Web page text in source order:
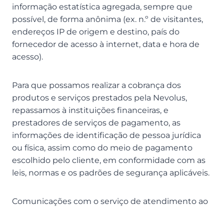
informação estatística agregada, sempre que
possível, de forma anônima (ex. n.º de visitantes,
endereços IP de origem e destino, país do
fornecedor de acesso à internet, data e hora de
acesso).
Para que possamos realizar a cobrança dos
produtos e serviços prestados pela Nevolus,
repassamos à instituições financeiras, e
prestadores de serviços de pagamento, as
informações de identificação de pessoa jurídica
ou física, assim como do meio de pagamento
escolhido pelo cliente, em conformidade com as
leis, normas e os padrões de segurança aplicáveis.
Comunicações com o serviço de atendimento ao